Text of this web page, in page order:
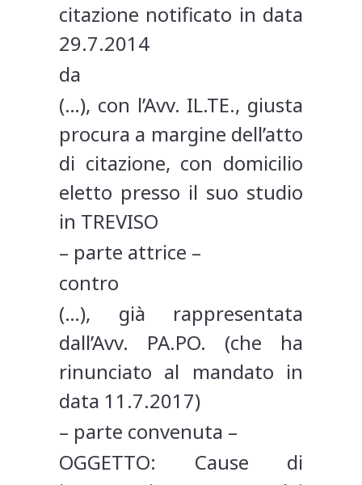
citazione notificato in data
29.7.2014
da
(…), con l’Avv. IL.TE., giusta
procura a margine dell’atto
di citazione, con domicilio
eletto presso il suo studio
in TREVISO
– parte attrice –
contro
(…), già rappresentata
dall’Avv. PA.PO. (che ha
rinunciato al mandato in
data 11.7.2017)
– parte convenuta –
OGGETTO: Cause di